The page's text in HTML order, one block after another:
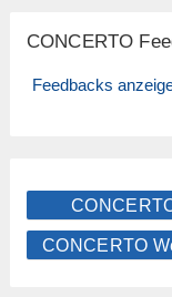
CONCERTO
Feedbacks
CONCERTO